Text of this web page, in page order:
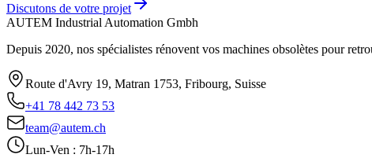
Discutons de votre projet
AUTEM Industrial Automation Gmbh
Depuis 2020, nos spécialistes rénovent vos machines obsolètes pour
Route d'Avry 19, Matran 1753, Fribourg, Suisse
+41 78 442 73 53
team@autem.ch
Lun-Ven : 7h-17h